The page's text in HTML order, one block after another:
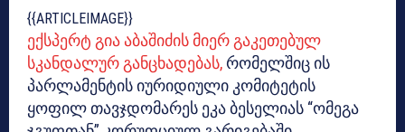
{{ARTICLEIMAGE}}
ექსპერტ გია აბაშიძის მიერ გაკეთებულ
სკანდალურ განცხადებას, რომელშიც ის
პარლამენტის იურიდიული კომიტეტის
ყოფილ თავჯდომარეს ეკა ბესელიას “ომეგა